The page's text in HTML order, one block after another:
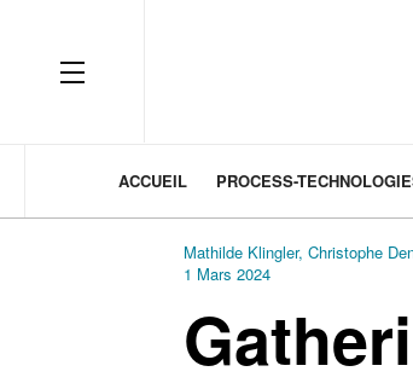
OFF CANVAS
ACCUEIL PROCESS-
Mathilde Klingler, Christophe
1 Mars 2024